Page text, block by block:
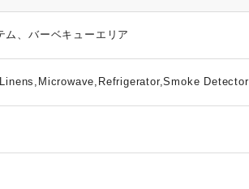
ム、バーベキューエリア
Detector